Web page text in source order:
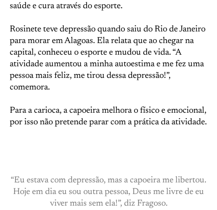
saúde e cura através do esporte.
Rosinete teve depressão quando saiu do Rio de Janeiro
para morar em Alagoas. Ela relata que ao chegar na
capital, conheceu o esporte e mudou de vida. “A
atividade aumentou a minha autoestima e me fez uma
pessoa mais feliz, me tirou dessa depressão!”,
comemora.
Para a carioca, a capoeira melhora o físico e emocional,
por isso não pretende parar com a prática da atividade.
“Eu estava com depressão, mas a capoeira me libertou.
Hoje em dia eu sou outra pessoa, Deus me livre de eu
viver mais sem ela!”, diz Fragoso.